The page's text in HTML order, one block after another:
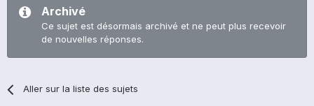
Archivé
Ce sujet est désormais archivé et ne peut plus recevoir
de nouvelles réponses.
Aller sur la liste des sujets